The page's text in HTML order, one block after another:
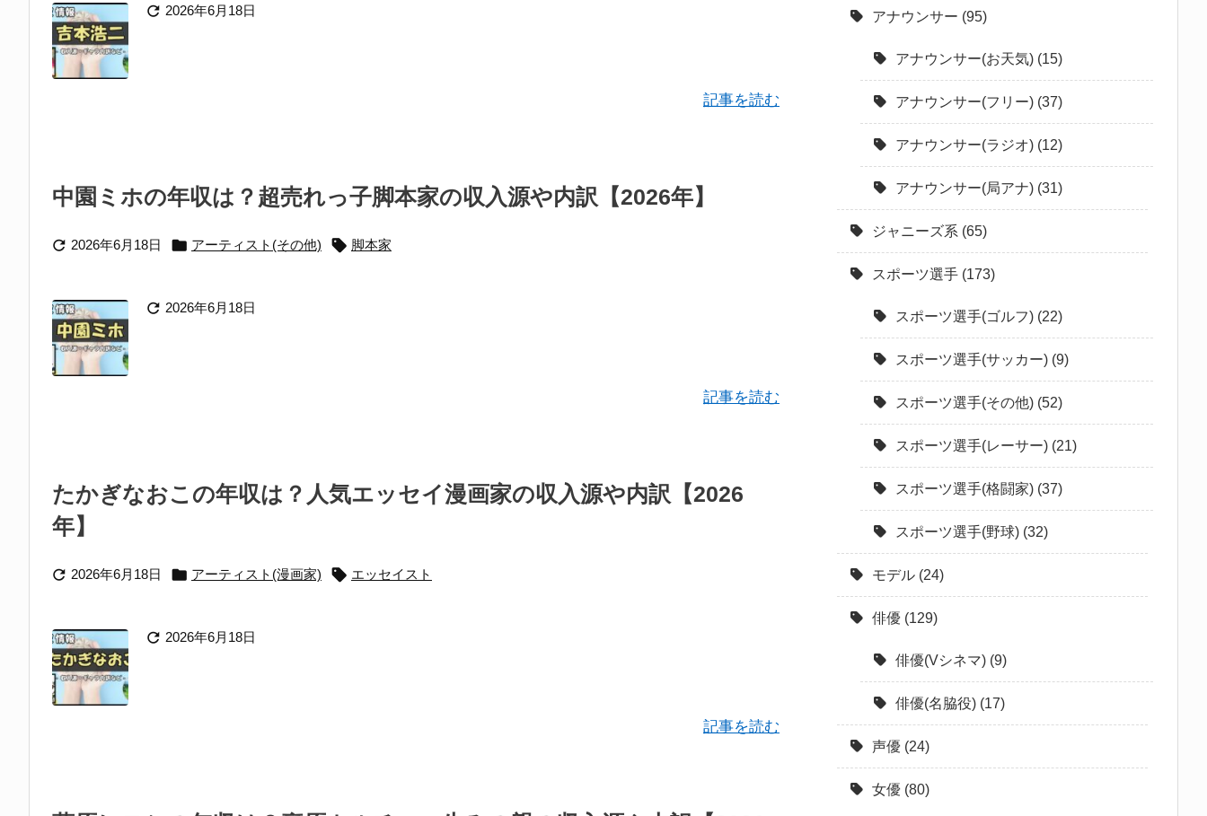
 2026年6月18日
記事を読む
中園ミホの年収は？超売れっ子脚本家の収入源や内訳【2026年】
 2026年6月18日  アーティスト(その他)  脚本家
 2026年6月18日
記事を読む
たかぎなおこの年収は？人気エッセイ漫画家の収入源や内訳【2026
年】
 2026年6月18日  アーティスト(漫画家)  エッセイスト
 2026年6月18日
記事を読む
アナウンサー (95)
アナウンサー(お天気) (15)
アナウンサー(フリー) (37)
アナウンサー(ラジオ) (12)
アナウンサー(局アナ) (31)
ジャニーズ系 (65)
スポーツ選手 (173)
スポーツ選手(ゴルフ) (22)
スポーツ選手(サッカー) (9)
スポーツ選手(その他) (52)
スポーツ選手(レーサー) (21)
スポーツ選手(格闘家) (37)
スポーツ選手(野球) (32)
モデル (24)
俳優 (129)
俳優(Vシネマ) (9)
俳優(名脇役) (17)
声優 (24)
女優 (80)